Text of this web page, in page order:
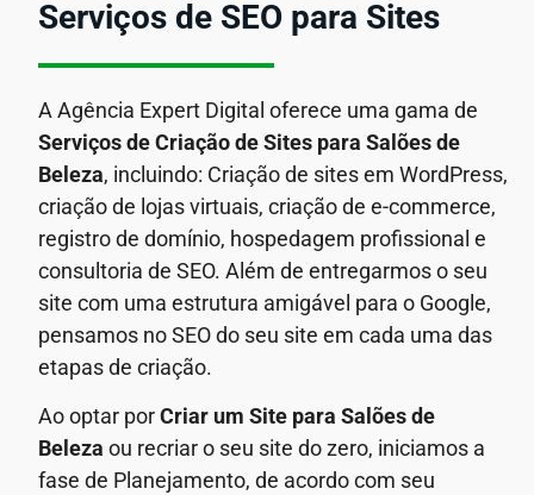
Serviços de SEO para Sites
A Agência Expert Digital oferece uma gama de
Serviços de Criação de Sites para Salões de
Beleza, incluindo: Criação de sites em WordPress,
criação de lojas virtuais, criação de e-commerce,
registro de domínio, hospedagem profissional e
consultoria de SEO. Além de entregarmos o seu
site com uma estrutura amigável para o Google,
pensamos no SEO do seu site em cada uma das
etapas de criação.
Ao optar porCriar um Site para Salões de
Beleza ou recriar o seu site do zero, iniciamos a
fase de Planejamento, de acordo com seu